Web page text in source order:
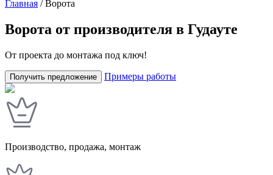
Главная /Ворота
Ворота от производителя в Гудауте
От проекта до монтажа под ключ!
Получить предложение Примеры работы
Производство, продажа, монтаж